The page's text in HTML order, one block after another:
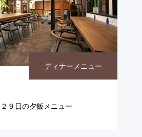
ディナーメニュー
９日の夕飯メニュー